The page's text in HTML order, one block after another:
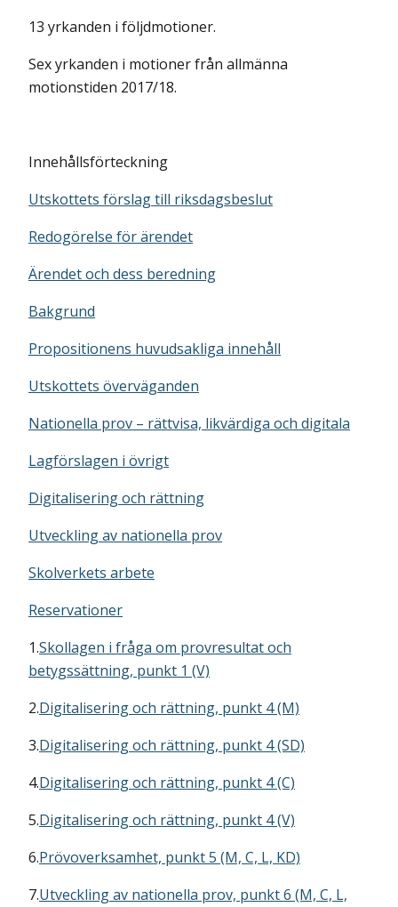
13 yrkanden i följdmotioner.
Sex yrkanden i motioner från allmänna
motionstiden 2017/18.
Innehållsförteckning
Utskottets förslag till riksdagsbeslut
Redogörelse för ärendet
Ärendet och dess beredning
Bakgrund
Propositionens huvudsakliga innehåll
Utskottets överväganden
Nationella prov – rättvisa, likvärdiga och digitala
Lagförslagen i övrigt
Digitalisering och rättning
Utveckling av nationella prov
Skolverkets arbete
Reservationer
1.Skollagen i fråga om provresultat och
betygssättning, punkt 1 (V)
2.Digitalisering och rättning, punkt 4 (M)
3.Digitalisering och rättning, punkt 4 (SD)
4.Digitalisering och rättning, punkt 4 (C)
5.Digitalisering och rättning, punkt 4 (V)
6.Prövoverksamhet, punkt 5 (M, C, L, KD)
7.Utveckling av nationella prov, punkt 6 (M, C, L,